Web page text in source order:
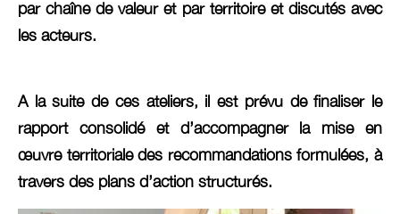
par chaîne de valeur et par territoire et discutés avec
les acteurs.
A la suite de ces ateliers, il est prévu de finaliser le
rapport consolidé et d’accompagner la mise en
œuvre territoriale des recommandations formulées, à
travers des plans d’action structurés.